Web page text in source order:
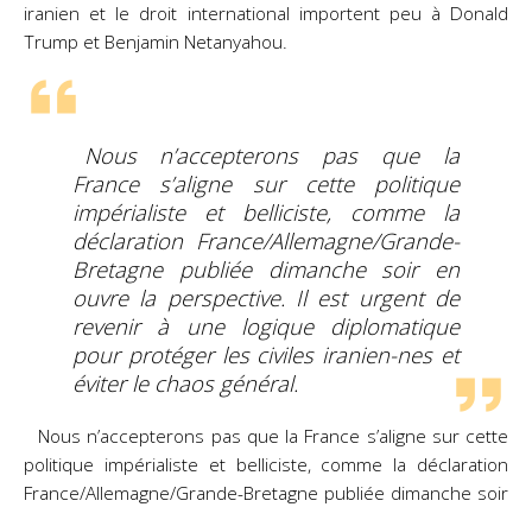
iranien et le droit international importent peu à Donald
Trump et Benjamin Netanyahou.
Nous n’accepterons pas que la
France s’aligne sur cette politique
impérialiste et belliciste, comme la
déclaration France/Allemagne/Grande-
Bretagne publiée dimanche soir en
ouvre la perspective. Il est urgent de
revenir à une logique diplomatique
pour protéger les civiles iranien-nes et
éviter le chaos général.
Nous n’accepterons pas que la France s’aligne sur cette
politique impérialiste et belliciste, comme la déclaration
France/Allemagne/Grande-Bretagne publiée dimanche soir